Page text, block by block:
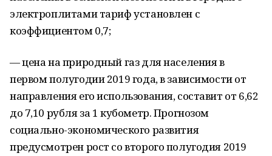
электроплитами тариф установлен с
коэффициентом 0,7;
— цена на природный газ для населения в
первом полугодии 2019 года, в зависимости от
направления его использования, составит от 6,62
до 7,10 рубля за 1 кубометр. Прогнозом
социально-экономического развития
предусмотрен рост со второго полугодия 2019